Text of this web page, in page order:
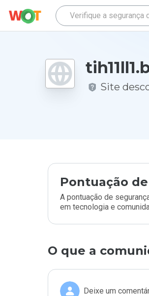
Site
Pontuação
A pontuação de
em tecnologia e
O que a
Deixe um